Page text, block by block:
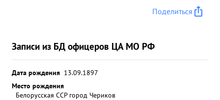
Поделиться
Записи из БД офицеров ЦА МО РФ
Дата рождения 13.09.1897
Место рождения
Белорусская ССР город Чериков